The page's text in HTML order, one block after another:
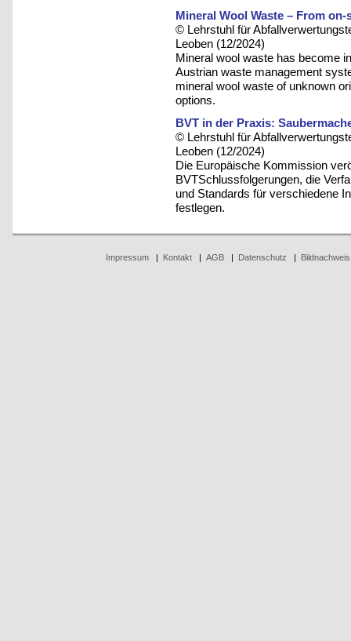
Mineral Wool Waste – From
© Lehrstuhl für
Leoben (12/2024)
Mineral wool waste has become
Austrian waste management
mineral wool waste of unknown
options.
BVT in der Praxis:
© Lehrstuhl für
Leoben (12/2024)
Die Europäische Kommission
BVTSchlussfolgerungen, die
und Standards für verschiedene
festlegen.
Impressum| Kontakt| AGB| Datenschutz Bildnachweis